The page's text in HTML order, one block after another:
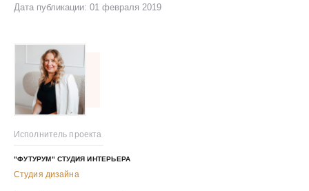
Дата публикации: 01 февраля 2019
Исполнитель проекта
"ФУТУРУМ" СТУДИЯ ИНТЕРЬЕРА
Студия дизайна